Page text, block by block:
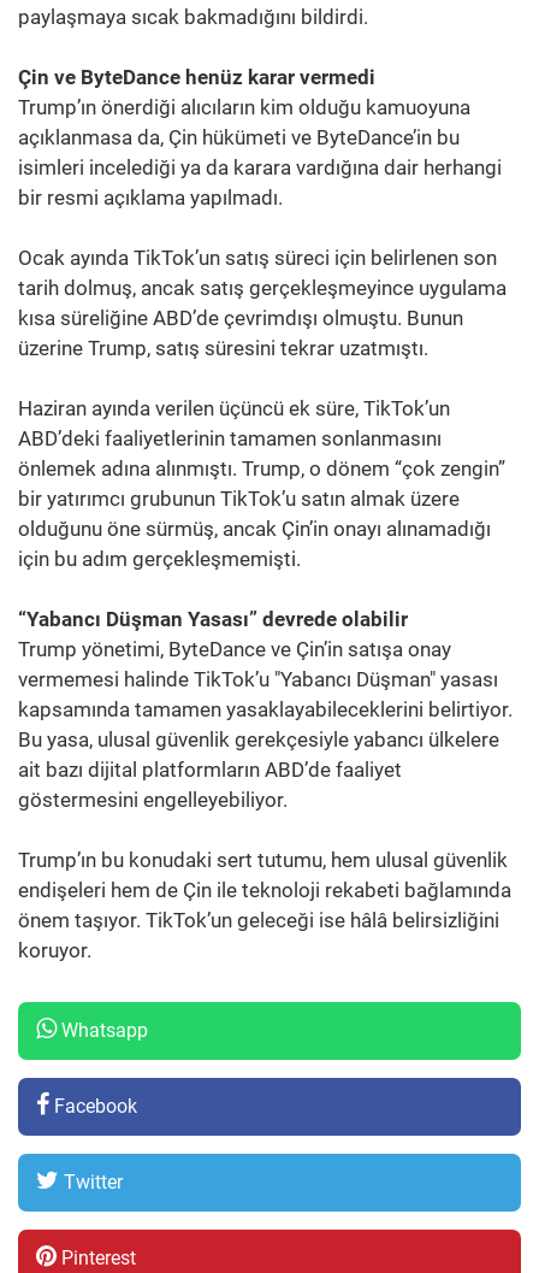
paylaşmaya sıcak bakmadığını bildirdi.
Çin ve ByteDance henüz karar vermedi
Trump’ın önerdiği alıcıların kim olduğu kamuoyuna
açıklanmasa da, Çin hükümeti ve ByteDance’in bu
isimleri incelediği ya da karara vardığına dair herhangi
bir resmi açıklama yapılmadı.
Ocak ayında TikTok’un satış süreci için belirlenen son
tarih dolmuş, ancak satış gerçekleşmeyince uygulama
kısa süreliğine ABD’de çevrimdışı olmuştu. Bunun
üzerine Trump, satış süresini tekrar uzatmıştı.
Haziran ayında verilen üçüncü ek süre, TikTok’un
ABD’deki faaliyetlerinin tamamen sonlanmasını
önlemek adına alınmıştı. Trump, o dönem “çok zengin”
bir yatırımcı grubunun TikTok’u satın almak üzere
olduğunu öne sürmüş, ancak Çin’in onayı alınamadığı
için bu adım gerçekleşmemişti.
“Yabancı Düşman Yasası” devrede olabilir
Trump yönetimi, ByteDance ve Çin’in satışa onay
vermemesi halinde TikTok’u "Yabancı Düşman" yasası
kapsamında tamamen yasaklayabileceklerini belirtiyor.
Bu yasa, ulusal güvenlik gerekçesiyle yabancı ülkelere
ait bazı dijital platformların ABD’de faaliyet
göstermesini engelleyebiliyor.
Trump’ın bu konudaki sert tutumu, hem ulusal güvenlik
endişeleri hem de Çin ile teknoloji rekabeti bağlamında
önem taşıyor. TikTok’un geleceği ise hâlâ belirsizliğini
koruyor.
Whatsapp
Facebook
Twitter
Pinterest